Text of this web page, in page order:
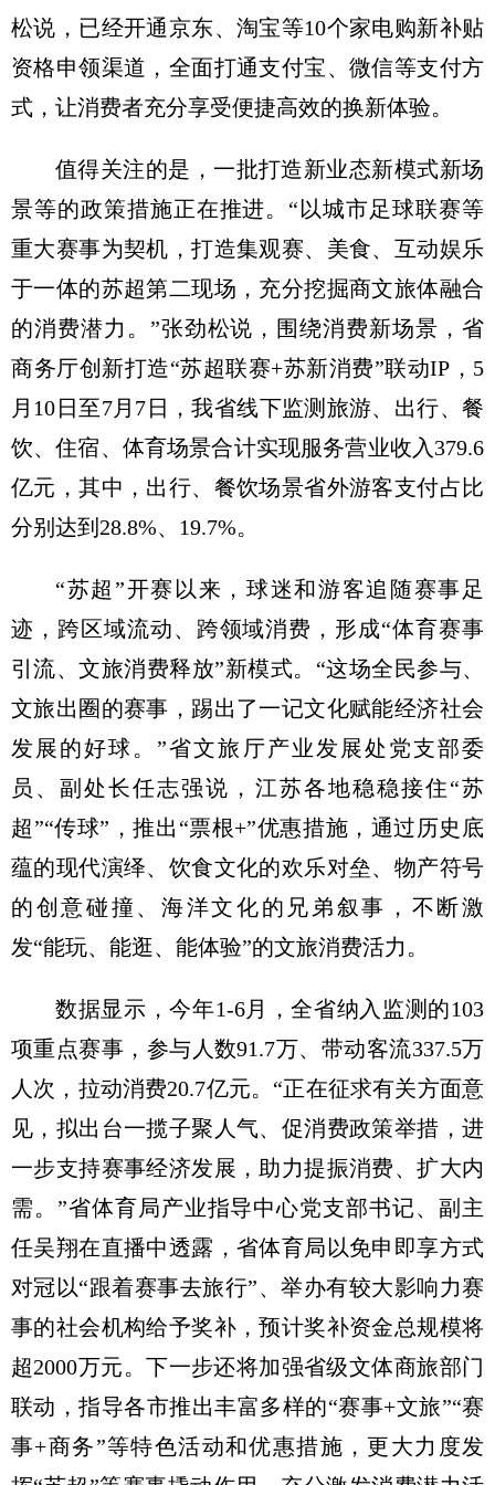
松说，已经开通京东、淘宝等10个家电购新补贴
资格申领渠道，全面打通支付宝、微信等支付方
式，让消费者充分享受便捷高效的换新体验。
值得关注的是，一批打造新业态新模式新场
景等的政策措施正在推进。“以城市足球联赛等
重大赛事为契机，打造集观赛、美食、互动娱乐
于一体的苏超第二现场，充分挖掘商文旅体融合
的消费潜力。”张劲松说，围绕消费新场景，省
商务厅创新打造“苏超联赛+苏新消费”联动IP，5
月10日至7月7日，我省线下监测旅游、出行、餐
饮、住宿、体育场景合计实现服务营业收入379.6
亿元，其中，出行、餐饮场景省外游客支付占比
分别达到28.8%、19.7%。
“苏超”开赛以来，球迷和游客追随赛事足
迹，跨区域流动、跨领域消费，形成“体育赛事
引流、文旅消费释放”新模式。“这场全民参与、
文旅出圈的赛事，踢出了一记文化赋能经济社会
发展的好球。”省文旅厅产业发展处党支部委
员、副处长任志强说，江苏各地稳稳接住“苏
超”“传球”，推出“票根+”优惠措施，通过历史底
蕴的现代演绎、饮食文化的欢乐对垒、物产符号
的创意碰撞、海洋文化的兄弟叙事，不断激
发“能玩、能逛、能体验”的文旅消费活力。
数据显示，今年1-6月，全省纳入监测的103
项重点赛事，参与人数91.7万、带动客流337.5万
人次，拉动消费20.7亿元。“正在征求有关方面意
见，拟出台一揽子聚人气、促消费政策举措，进
一步支持赛事经济发展，助力提振消费、扩大内
需。”省体育局产业指导中心党支部书记、副主
任吴翔在直播中透露，省体育局以免申即享方式
对冠以“跟着赛事去旅行”、举办有较大影响力赛
事的社会机构给予奖补，预计奖补资金总规模将
超2000万元。下一步还将加强省级文体商旅部门
联动，指导各市推出丰富多样的“赛事+文旅”“赛
事+商务”等特色活动和优惠措施，更大力度发